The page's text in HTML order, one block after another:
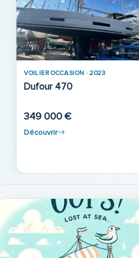
VOILIER OCCASION · 2014
Dufour 500 Grand Large
220 000 €
Découvrir